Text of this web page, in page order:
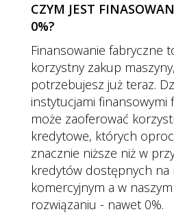
CZYM JEST
0%?
Finansowanie fabryczne
korzystny zakup
potrzebujesz już teraz.
instytucjami finansowymi
może zaoferować
kredytowe, których
znacznie niższe niż w
kredytów dostępnych na
komercyjnym a w
rozwiązaniu - nawet 0%.